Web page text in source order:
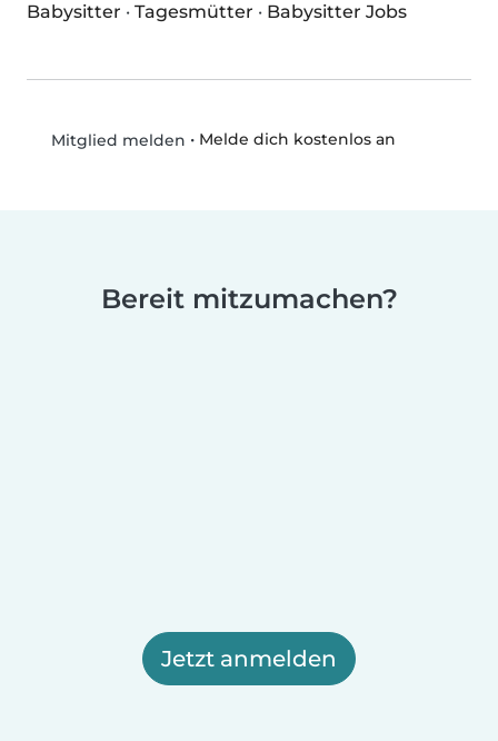
Babysitter · Tagesmütter · Babysitter Jobs
Mitglied melden • Melde dich kostenlos an
Bereit mitzumachen?
Jetzt anmelden